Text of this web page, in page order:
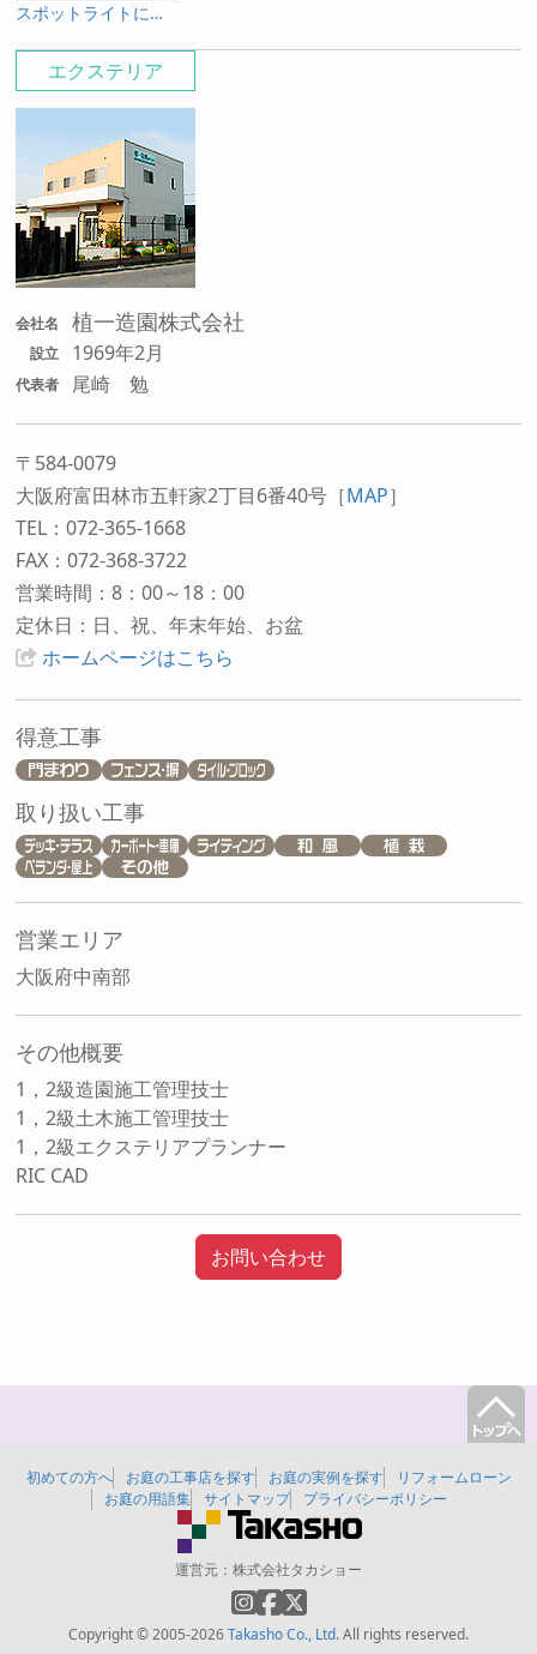
エクステリア
会社名 植一造園株式会社
設立 1969年2月
代表者 尾崎 勉
〒584-0079
大阪府富田林市五軒家2丁目6番40号 ［MAP］
TEL：072-365-1668
FAX：072-368-3722
営業時間：8：00～18：00
定休日：日、祝、年末年始、お盆
ホームページはこちら
得意工事
取り扱い工事
営業エリア
大阪府中南部
その他概要
1，2級造園施工管理技士
1，2級土木施工管理技士
1，2級エクステリアプランナー
RIC CAD
お問い合わせ
スポットライトによって魅せられる角柱
初めての方へ お庭の工事店を探す お庭の実例を探す
リフォームローン
お庭の用語集
サイトマップ プライバシーポリシー
運営元： 株式会社タカショー
Copyright © 2005-2026Takasho Co., Ltd.All rights reserved.